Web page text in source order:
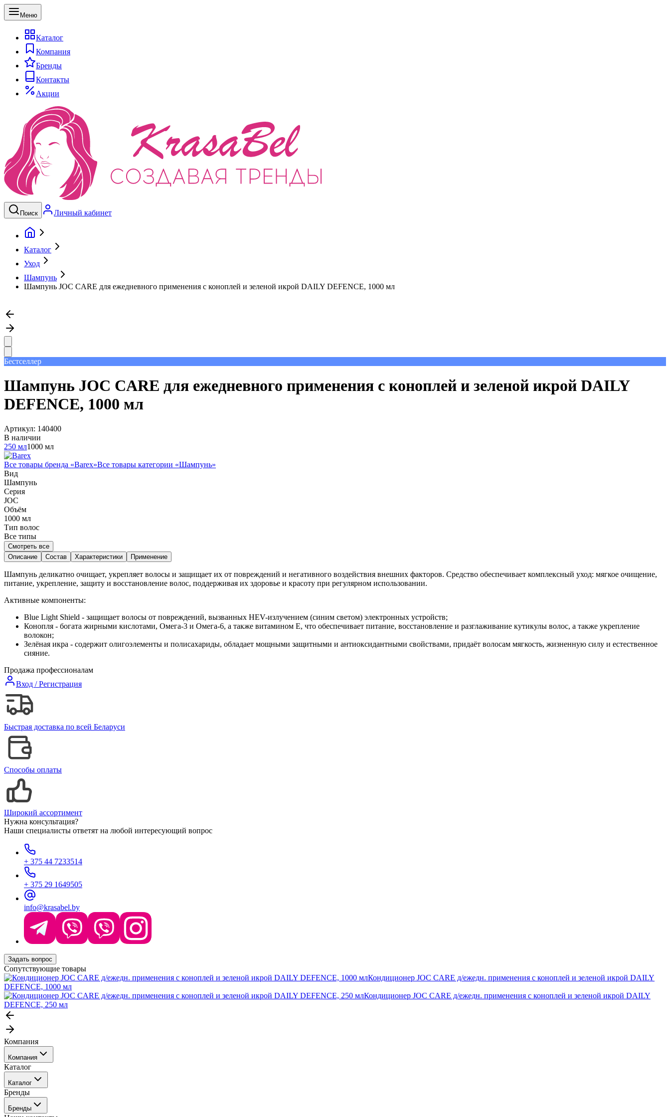
Меню
Каталог
Компания
Бренды
Контакты
Акции
Поиск Личный кабинет
Каталог
Уход
Шампунь
Шампунь JOC CARE для ежедневного применения с коноплей и зеленой икрой DAILY DEFENCE, 1000 мл
Бестселлер
Шампунь JOC CARE для ежедневного применения с коноплей и зеленой икрой DAILY
DEFENCE, 1000 мл
Артикул: 140400
В наличии
250 мл1000 мл
Все товары бренда «Barex»Все товары категории «Шампунь»
Вид
Шампунь
Серия
JOC
Объём
1000 мл
Тип волос
Все типы
Смотреть все
Описание
Состав Характеристики Применение
Шампунь деликатно очищает, укрепляет волосы и защищает их от повреждений и негативного воздействия внешних факторов. Средство обеспечивает комплексный уход: мягкое очищение,
питание, укрепление, защиту и восстановление волос, поддерживая их здоровье и красоту при регулярном использовании.
Активные компоненты:
Blue Light Shield - защищает волосы от повреждений, вызванных HEV-излучением (синим светом) электронных устройств;
Конопля - богата жирными кислотами, Омега-3 и Омега-6, а также витамином Е, что обеспечивает питание, восстановление и разглаживание кутикулы волос, а также укрепление
волокон;
Зелёная икра - содержит олигоэлементы и полисахариды, обладает мощными защитными и антиоксидантными свойствами, придаёт волосам мягкость, жизненную силу и естественное
сияние.
Продажа профессионалам
Вход / Регистрация
Быстрая доставка по всей Беларуси
Способы оплаты
Широкий ассортимент
Нужна консультация?
Наши специалисты ответят на любой интересующий вопрос
+ 375 44 7233514
+ 375 29 1649505
info@krasabel.by
Задать вопрос
Сопутствующие товары
Кондиционер JOC CARE д/ежедн. применения с коноплей и зеленой икрой DAILY
DEFENCE, 1000 мл
Кондиционер JOC CARE д/ежедн. применения с коноплей и зеленой икрой DAILY
DEFENCE, 250 мл
Компания
Компания
События
Покупателю
Каталог
Каталог
Профессиональные средства для окрашивания волос
Сервисные средства
Бренды
Бренды